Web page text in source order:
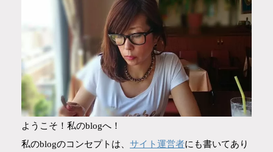
ようこそ！私のblogへ！
私のblogのコンセプトは、 サイト運営者にも書いてあり